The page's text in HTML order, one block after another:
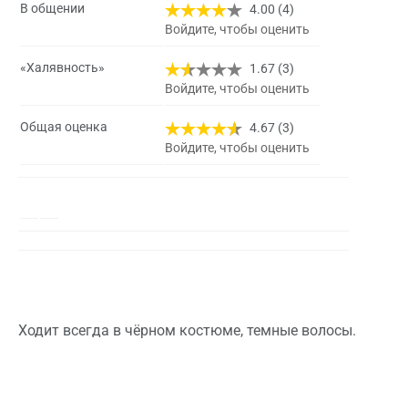
В общении
4.00 (4)
Войдите, чтобы оценить
«Халявность»
1.67 (3)
Войдите, чтобы оценить
Общая оценка
4.67 (3)
Войдите, чтобы оценить
Ходит всегда в чёрном костюме, темные волосы.